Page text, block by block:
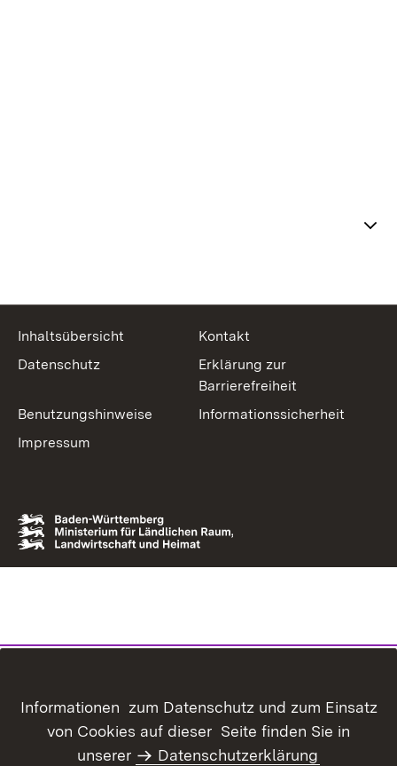
Inhaltsübersicht
Kontakt
Datenschutz
Erklärung zur
Barrierefreiheit
Benutzungshinweise
Informationssicherheit
Impressum
Informationen zum Datenschutz und zum Einsatz
von Cookies auf dieser Seite finden Sie in
unserer
Datenschutzerklärung